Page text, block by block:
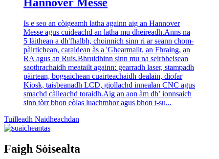
Is e seo an còigeamh latha againn aig an Hannover
Messe agus cuideachd an latha mu dheireadh.Anns na
5 làithean a dh'fhalbh, choinnich sinn ri ar seann chom-
pàirtichean, caraidean às a 'Ghearmailt, an Fhraing, an
RA agus an Ruis.Bhruidhinn sinn mu na seirbheisean
saothrachaidh meatailt againn: gearradh laser, stampadh
pàirtean, bogsaichean cuairteachaidh dealain, diofar
Kiosk, taisbeanadh LCD, giollachd innealan CNC agus
smachd càileachd toraidh.Aig an aon àm dh’ ionnsaich
sinn tòrr bhon eòlas luachmhor agus bhon t-su...
Tuilleadh Naidheachdan
Faigh Sòisealta